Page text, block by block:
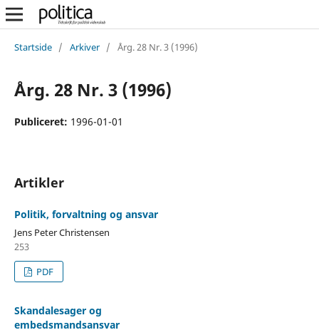
Startside / Arkiver / Årg. 28 Nr. 3 (1996)
Årg. 28 Nr. 3 (1996)
Publiceret: 1996-01-01
Artikler
Politik, forvaltning og ansvar
Jens Peter Christensen
253
PDF
Skandalesager og
embedsmandsansvar